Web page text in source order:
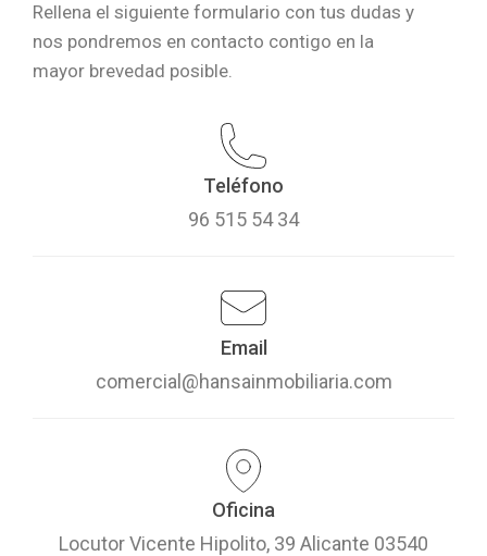
Rellena el siguiente formulario con tus dudas y
nos pondremos en contacto contigo en la
mayor brevedad posible.
Teléfono
96 515 54 34
Email
comercial@hansainmobiliaria.com
Oficina
Locutor Vicente Hipolito, 39 Alicante 03540